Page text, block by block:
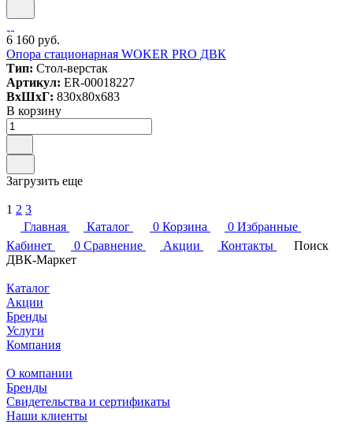
6 160 руб.
Опора стационарная WOKER PRO ДВК
Тип: Стол-верстак
Артикул: ER-00018227
ВxШxГ: 830x80x683
В корзину
Загрузить еще
1 2 3
Главная
Каталог 0 Корзина 0 Избранные
Кабинет
0 Сравнение Акции Контакты
Поиск
ДВК-Маркет
Каталог
Акции
Бренды
Услуги
Компания
О компании
Бренды
Свидетельства и сертификаты
Наши клиенты